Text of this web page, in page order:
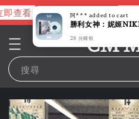
查看 進擊的巨人片頭曲 立即
CM
搜尋
阿*** added to cart
28 分鐘前